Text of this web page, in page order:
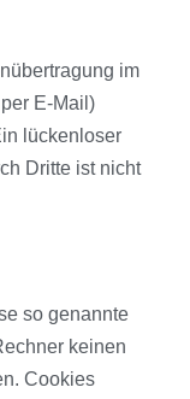
im
E-Mail)
lückenloser
Dritte ist nicht
so genannte
keinen
Cookies